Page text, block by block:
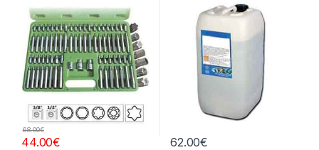
otros
44.00€
68.00€
62.00€